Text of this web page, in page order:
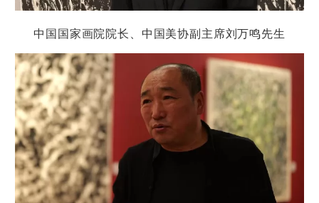
中国国家画院院长、中国美协副主席刘万鸣先生